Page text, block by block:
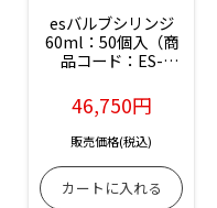
esバルブシリンジ
60ml：50個入（商
品コード：ES-
46,750円
販売価格(税込)